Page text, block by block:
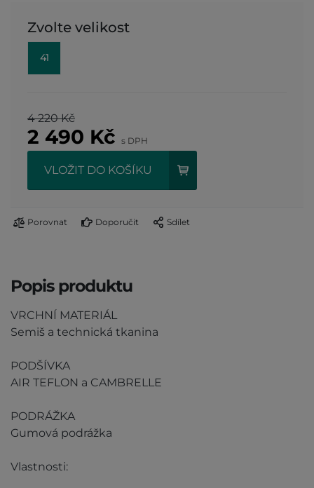
Zvolte velikost
41
4 220 Kč
2 490 Kč s DPH
VLOŽIT DO KOŠÍKU
Porovnat Doporučit Sdílet
Popis produktu
VRCHNÍ MATERIÁL
Semiš a technická tkanina
PODŠÍVKA
AIR TEFLON a CAMBRELLE
PODRÁŽKA
Gumová podrážka
Vlastnosti: